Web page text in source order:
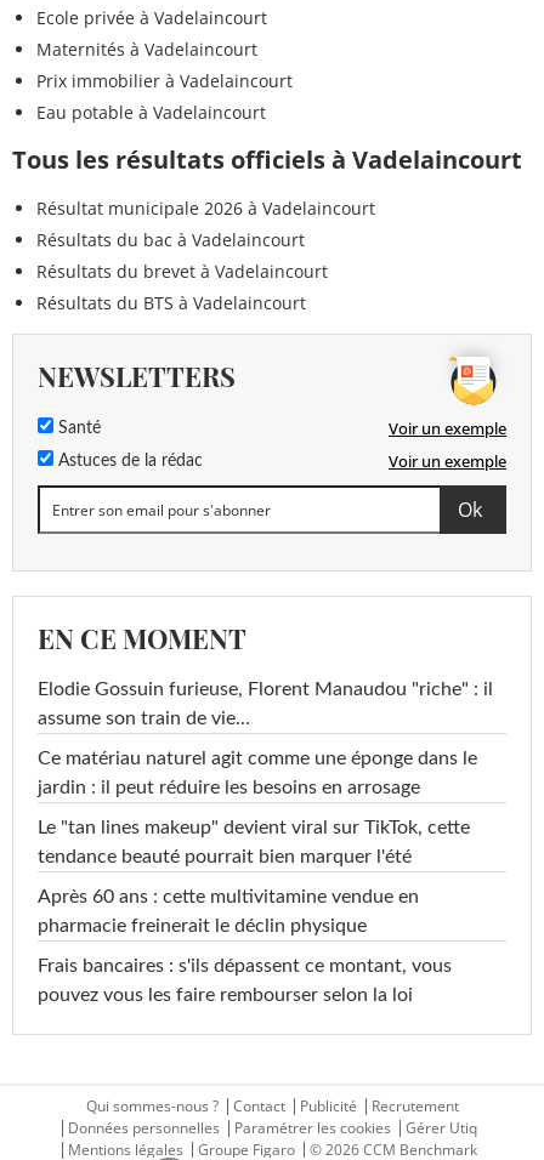
Ecole privée à Vadelaincourt
Maternités à Vadelaincourt
Prix immobilier à Vadelaincourt
Eau potable à Vadelaincourt
Tous les résultats officiels à Vadelaincourt
Résultat municipale 2026 à Vadelaincourt
Résultats du bac à Vadelaincourt
Résultats du brevet à Vadelaincourt
Résultats du BTS à Vadelaincourt
NEWSLETTERS
Santé Voir un exemple
Astuces de la rédac Voir un exemple
EN CE MOMENT
Elodie Gossuin furieuse, Florent Manaudou "riche" : il
assume son train de vie...
Ce matériau naturel agit comme une éponge dans le
jardin : il peut réduire les besoins en arrosage
Le "tan lines makeup" devient viral sur TikTok, cette
tendance beauté pourrait bien marquer l'été
Après 60 ans : cette multivitamine vendue en
pharmacie freinerait le déclin physique
Frais bancaires : s'ils dépassent ce montant, vous
pouvez vous les faire rembourser selon la loi
Qui sommes-nous ? Contact Publicité
Recrutement
Données personnelles
Paramétrer les cookies
Gérer Utiq
Mentions légales
Groupe Figaro © 2026 CCM Benchmark